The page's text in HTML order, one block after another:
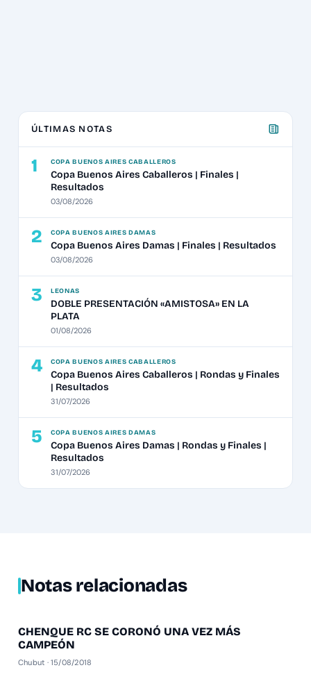
ÚLTIMAS NOTAS
1 COPA BUENOS AIRES CABALLEROS
Copa Buenos Aires Caballeros | Finales |
Resultados
03/08/2026
2 COPA BUENOS AIRES DAMAS
Copa Buenos Aires Damas | Finales | Resultados
03/08/2026
3 LEONAS
DOBLE PRESENTACIÓN «AMISTOSA» EN LA
PLATA
01/08/2026
4 COPA BUENOS AIRES CABALLEROS
Copa Buenos Aires Caballeros | Rondas y Finales
| Resultados
31/07/2026
5 COPA BUENOS AIRES DAMAS
Copa Buenos Aires Damas | Rondas y Finales |
Resultados
31/07/2026
Notas relacionadas
CHUBUT DAMAS
CHENQUE RC SE CORONÓ UNA VEZ MÁS
CAMPEÓN
Chubut · 15/08/2018